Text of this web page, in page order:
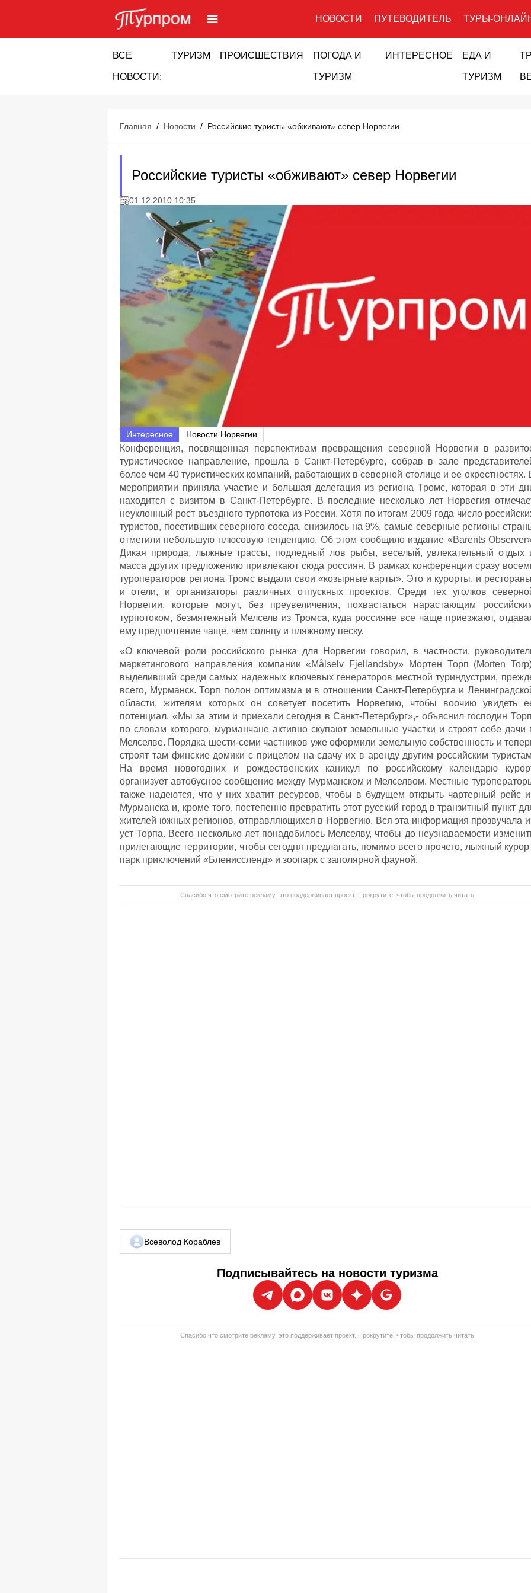
НОВОСТИ ПУТЕВОДИТЕЛЬ ТУРЫ-
ВСЕ
НОВОСТИ:
ТУРИЗМ ПРОИСШЕСТВИЯ ПОГОДА И
ТУРИЗМ
ИНТЕРЕСНОЕ ЕДА И
ТУРИЗМ
Главная / Новости / Российские туристы «обживают» север Норвегии
Российские туристы «обживают» север Норвегии
01.12.2010 10:35
Интересное Новости Норвегии
Конференция, посвященная перспективам превращения северной Норвегии в
туристическое направление, прошла в Санкт-Петербурге, собрав в зале
более чем 40 туристических компаний, работающих в северной столице и ее окрестностях.
мероприятии приняла участие и большая делегация из региона Тромс, которая в эти
находится с визитом в Санкт-Петербурге. В последние несколько лет Норвегия
неуклонный рост въездного турпотока из России. Хотя по итогам 2009 года число
туристов, посетивших северного соседа, снизилось на 9%, самые северные регионы
отметили небольшую плюсовую тенденцию. Об этом сообщило издание «Barents
Дикая природа, лыжные трассы, подледный лов рыбы, веселый, увлекательный отдых
масса других предложению привлекают сюда россиян. В рамках конференции сразу
туроператоров региона Тромс выдали свои «козырные карты». Это и курорты, и
и отели, и организаторы различных отпускных проектов. Среди тех уголков
Норвегии, которые могут, без преувеличения, похвастаться нарастающим
турпотоком, безмятежный Мелселв из Тромса, куда россияне все чаще приезжают,
ему предпочтение чаще, чем солнцу и пляжному песку.
«О ключевой роли российского рынка для Норвегии говорил, в частности,
маркетингового направления компании «Målselv Fjellandsby» Мортен Торп (Morten
выделивший среди самых надежных ключевых генераторов местной туриндустрии,
всего, Мурманск. Торп полон оптимизма и в отношении Санкт-Петербурга и
области, жителям которых он советует посетить Норвегию, чтобы воочию увидеть
потенциал. «Мы за этим и приехали сегодня в Санкт-Петербург»,- объяснил господин
по словам которого, мурманчане активно скупают земельные участки и строят себе дачи
Мелселве. Порядка шести-семи частников уже оформили земельную собственность и
строят там финские домики с прицелом на сдачу их в аренду другим российским
На время новогодних и рождественских каникул по российскому календарю
организует автобусное сообщение между Мурманском и Мелселвом. Местные
также надеются, что у них хватит ресурсов, чтобы в будущем открыть чартерный рейс
Мурманска и, кроме того, постепенно превратить этот русский город в транзитный пункт
жителей южных регионов, отправляющихся в Норвегию. Вся эта информация прозвучала
уст Торпа. Всего несколько лет понадобилось Мелселву, чтобы до неузнаваемости
прилегающие территории, чтобы сегодня предлагать, помимо всего прочего, лыжный
парк приключений «Блениссленд» и зоопарк с заполярной фауной.
Спасибо что смотрите рекламу, это поддерживает проект. Прокрутите, чтобы продолжить читать
Всеволод Кораблев
Подписывайтесь на новости туризма
Спасибо что смотрите рекламу, это поддерживает проект. Прокрутите, чтобы продолжить читать